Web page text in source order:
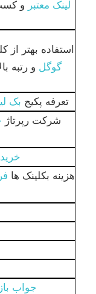
لینک معتبر و
استفاده بهتر
گوگل و رتبه
تعرفه پکیج بک
شرکت رپرتاژ
خرید
هزینه بکلینک ها
جواب بازی